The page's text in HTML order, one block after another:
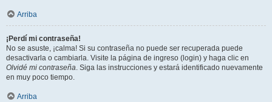
Arriba
¡Perdí mi contraseña!
No se asuste, ¡calma! Si su contraseña no puede ser recuperada puede
desactivarla o cambiarla. Visite la página de ingreso (login) y haga clic en
Olvidé mi contraseña. Siga las instrucciones y estará identificado nuevamente
en muy poco tiempo.
Arriba